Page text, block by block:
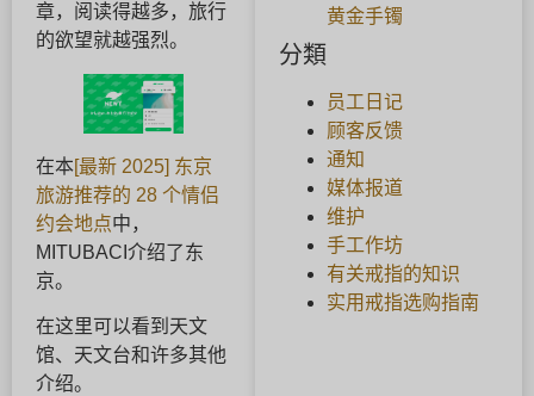
章，阅读得越多，旅行
的欲望就越强烈。
在本[最新 2025] 东京
旅游推荐的 28 个情侣
约会地点中，
MITUBACI介绍了东
京。
在这里可以看到天文
馆、天文台和许多其他
介绍。
黄金手镯
分類
员工日记
顾客反馈
通知
媒体报道
维护
手工作坊
有关戒指的知识
实用戒指选购指南